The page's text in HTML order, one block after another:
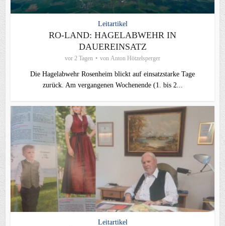
Leitartikel
RO-LAND: HAGELABWEHR IN
DAUEREINSATZ
vor 2 Tagen von Anton Hötzelsperger
Die Hagelabwehr Rosenheim blickt auf einsatzstarke Tage
zurück. Am vergangenen Wochenende (1. bis 2...
Leitartikel